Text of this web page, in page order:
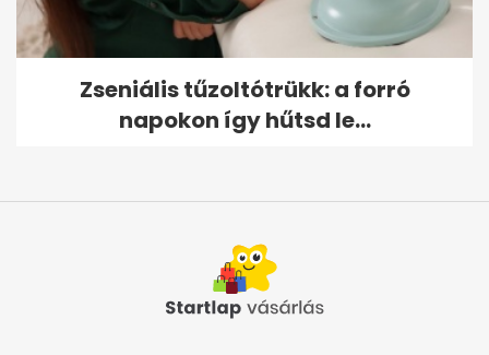
Zseniális tűzoltótrükk: a forró
napokon így hűtsd le...